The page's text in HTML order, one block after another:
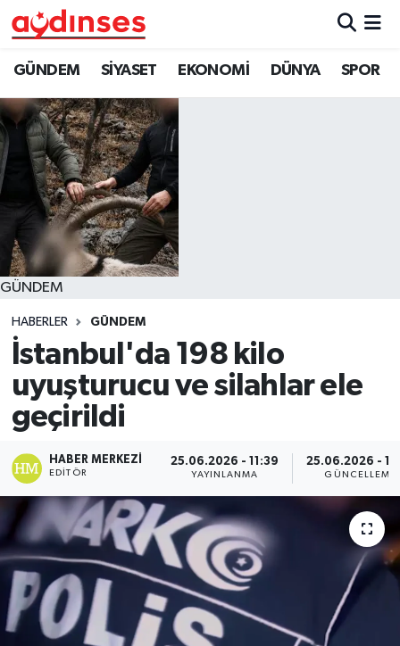
GÜNDEM SİYASET EKONOMİ DÜNYA SPOR
GÜNDEM
HABERLER GÜNDEM
İstanbul'da 198 kilo
uyuşturucu ve silahlar ele
geçirildi
HABER MERKEZI
EDITÖR
25.06.2026 - 11:39
YAYINLANMA
25.06.2026 -
GÜNCELLEME
GÜNDEM
SİYASET
EKONOMİ
DÜNYA
SPOR
MAGAZİN
YAŞAM
Nöbetçi Eczaneler
Hava Durumu
Aydin Namaz Vakitleri
Trafik Durumu
Süper Lig Puan Durumu ve Fikstür
Tüm Manşetler
Son Dakika Haberleri
Haber Arşivi